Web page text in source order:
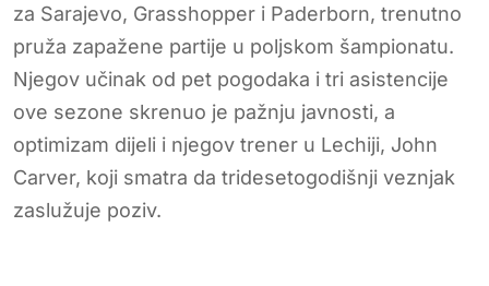
za Sarajevo, Grasshopper i Paderborn, trenutno
pruža zapažene partije u poljskom šampionatu.
Njegov učinak od pet pogodaka i tri asistencije
ove sezone skrenuo je pažnju javnosti, a
optimizam dijeli i njegov trener u Lechiji, John
Carver, koji smatra da tridesetogodišnji veznjak
zaslužuje poziv.